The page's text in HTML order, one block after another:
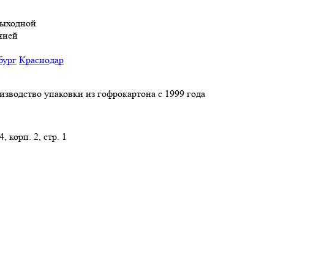
Краснодар
упаковки из гофрокартона с 1999 года
корп. 2, стр. 1